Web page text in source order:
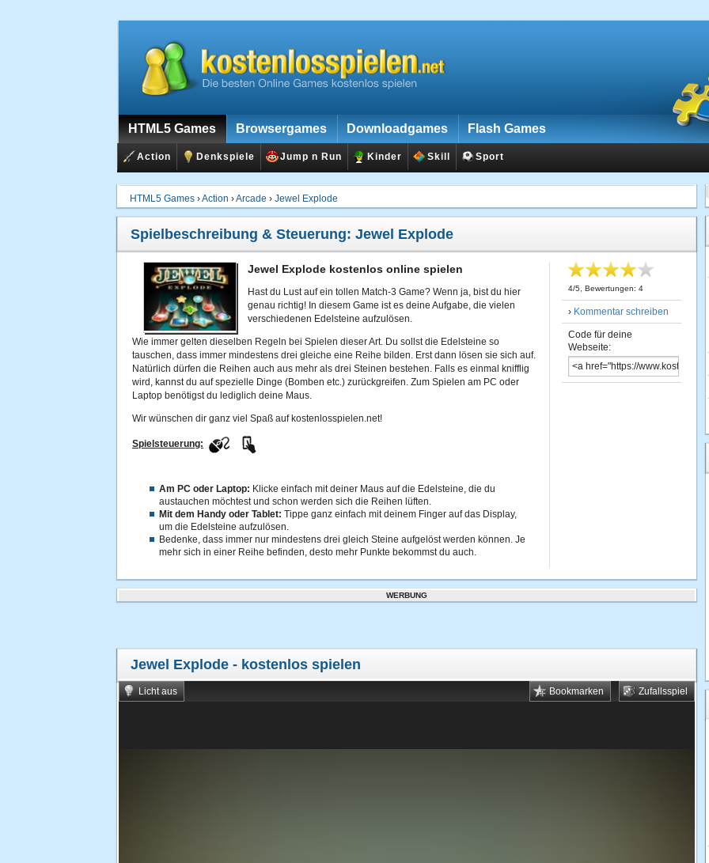
HTML5 Games Browsergames Downloadgames Flash Games
Action Denkspiele Jump n Run Kinder Skill Sport
HTML5 Games ›Action ›Arcade › Jewel Explode
Spielbeschreibung & Steuerung: Jewel Explode
Jewel Explode kostenlos online spielen
Hast du Lust auf ein tollen Match-3 Game? Wenn ja, bist du hier
genau richtig! In diesem Game ist es deine Aufgabe, die vielen
verschiedenen Edelsteine aufzulösen.
Wie immer gelten dieselben Regeln bei Spielen dieser Art. Du sollst die Edelsteine so
tauschen, dass immer mindestens drei gleiche eine Reihe bilden. Erst dann lösen sie sich auf.
Natürlich dürfen die Reihen auch aus mehr als drei Steinen bestehen. Falls es einmal knifflig
wird, kannst du auf spezielle Dinge (Bomben etc.) zurückgreifen. Zum Spielen am PC oder
Laptop benötigst du lediglich deine Maus.
Wir wünschen dir ganz viel Spaß auf kostenlosspielen.net!
Spielsteuerung:
Am PC oder Laptop: Klicke einfach mit deiner Maus auf die Edelsteine, die du
austauchen möchtest und schon werden sich die Reihen lüften.
Mit dem Handy oder Tablet: Tippe ganz einfach mit deinem Finger auf das Display,
um die Edelsteine aufzulösen.
Bedenke, dass immer nur mindestens drei gleich Steine aufgelöst werden können. Je
mehr sich in einer Reihe befinden, desto mehr Punkte bekommst du auch.
4/5 , Bewertungen: 4
› Kommentar schreiben
Code für deine
Webseite:
WERBUNG
Jewel Explode - kostenlos spielen
Licht aus Zufallsspiel
Bookmarken